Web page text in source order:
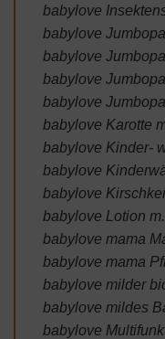
babylove
babylove
babylove
babylove
babylove
babylove Karotte
babylove Kinder-
babylove
babylove
babylove Lotion
babylove mama
babylove mama
babylove milder
babylove mildes
babylove